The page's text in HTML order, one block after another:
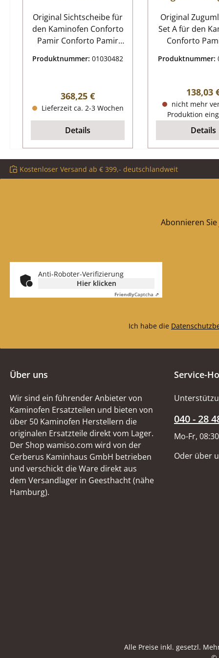
Original Sichtscheibe für
den Kaminofen Conforto
Pamir Conforto Pamir
Kaminglas, Schauglas
Glas Form gebogen
Produktnummer:01030482
Regulärer Preis:
368,25 €
Lieferzeit ca. 2-3 Wochen
Details
Original
Set A für den
Conforto Pamir
Produktion
Sofern wir
Restbestand
dieses
erhältlich Der Hersteller
hat die
Zugumlenkung
Schamotte
Dieses gibt es
nur noch in
teiliges Set
Pamir
unten rechts
oben (375 x 184
Produktnummer:
138,03
nicht mehr
Produktion
Details
Kostenloser Versand ab € 399,- deutschlandweit
Abonnieren
Anti-Roboter-Verifizierung
Hier klicken
FriendlyCaptcha ⇗
Ich habe die
Über uns
Wir sind ein führender Anbieter von
Kaminofen Ersatzteilen und bieten von
über 50 Kaminofen Herstellern die
originalen Ersatzteile direkt vom Lager.
Der Shop wamiso.com wird von der
Cerberus Kaminhaus GmbH betrieben
und verschickt die Ware direkt aus
dem Versandlager in Geesthacht (nähe
Hamburg).
Service-
040 - 28
Mo-Fr,
Oder über
Alle Preise inkl. gesetzl.